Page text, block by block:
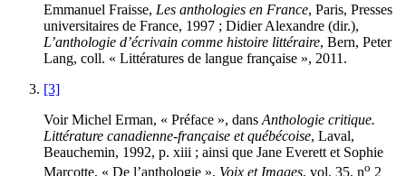
Emmanuel Fraisse, Les anthologies en France, Paris, Presses
universitaires de France, 1997 ; Didier Alexandre (dir.),
L’anthologie d’écrivain comme histoire littéraire, Bern, Peter
Lang, coll. « Littératures de langue française », 2011.
[3]
Voir Michel Erman, « Préface », dans Anthologie critique.
Littérature canadienne-française et québécoise, Laval,
Beauchemin, 1992, p. xiii ; ainsi que Jane Everett et Sophie
Marcotte, « De l’anthologie », Voix et Images, vol. 35, no 2